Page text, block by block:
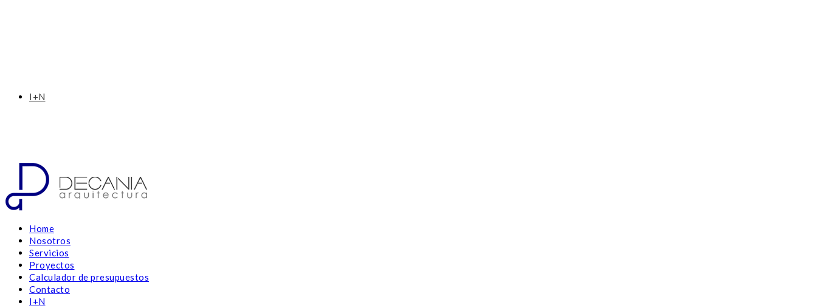
I+N
Home
Nosotros
Servicios
Proyectos
Calculador de presupuestos
Contacto
I+N